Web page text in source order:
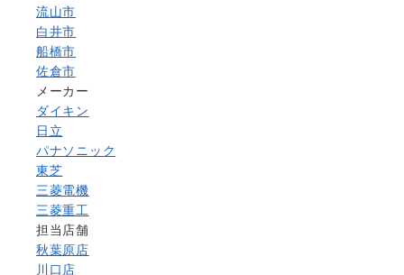
流山市
白井市
船橋市
佐倉市
メーカー
ダイキン
日立
パナソニック
東芝
三菱電機
三菱重工
担当店舗
秋葉原店
川口店